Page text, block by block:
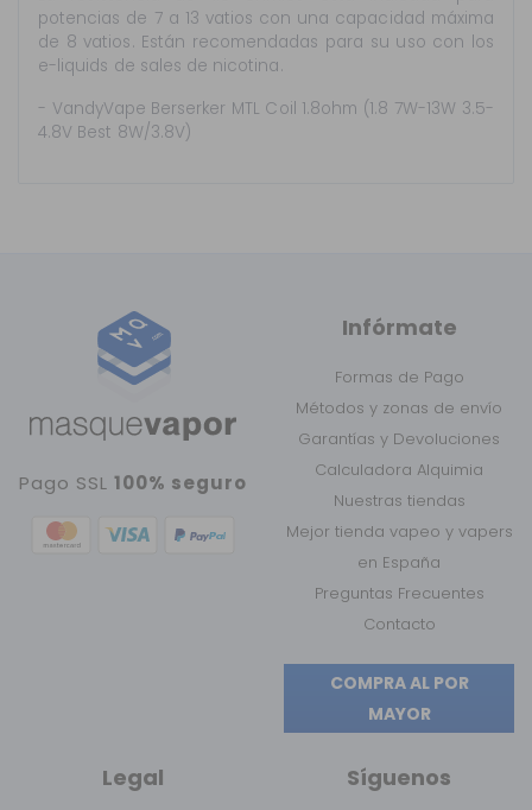
potencias de 7 a 13 vatios con una capacidad máxima
de 8 vatios. Están recomendadas para su uso con los
e-liquids de sales de nicotina.
- VandyVape Berserker MTL Coil 1.8ohm (1.8 7W-13W 3.5-
4.8V Best 8W/3.8V)
Pago SSL100% seguro
Infórmate
Formas de Pago
Métodos y zonas de envío
Garantías y Devoluciones
Calculadora Alquimia
Nuestras tiendas
Mejor tienda vapeo y vapers
en España
Preguntas Frecuentes
Contacto
COMPRA AL POR
MAYOR
Legal Síguenos